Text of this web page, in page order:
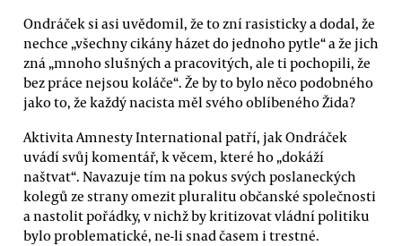
Ondráček si asi uvědomil, že to zní rasisticky a dodal, že
nechce „všechny cikány házet do jednoho pytle“ a že jich
zná „mnoho slušných a pracovitých, ale ti pochopili, že
bez práce nejsou koláče“. Že by to bylo něco podobného
jako to, že každý nacista měl svého oblíbeného Žida?
Aktivita Amnesty International patří, jak Ondráček
uvádí svůj komentář, k věcem, které ho „dokáží
naštvat“. Navazuje tím na pokus svých poslaneckých
kolegů ze strany omezit pluralitu občanské společnosti
a nastolit pořádky, v nichž by kritizovat vládní politiku
bylo problematické, ne-li snad časem i trestné.